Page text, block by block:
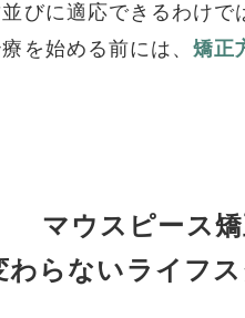
びに適応できるわけ
を始める前には、 矯正
マウスピース
わらないライフ